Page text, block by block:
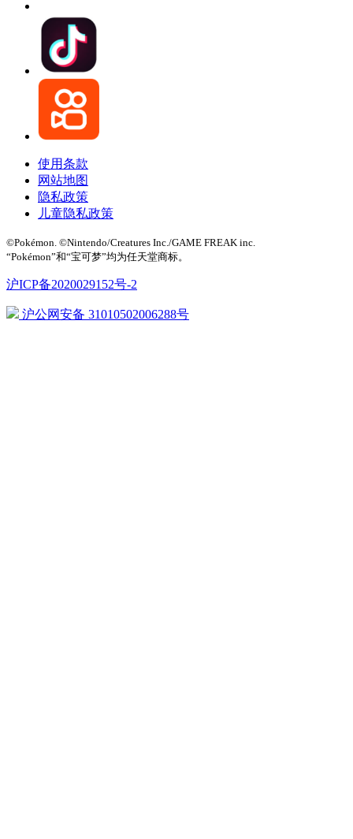
使用条款
网站地图
隐私政策
儿童隐私政策
©Pokémon. ©Nintendo/Creatures Inc./GAME FREAK inc.
“Pokémon”和“宝可梦”均为任天堂商标。
沪ICP备2020029152号-2
沪公网安备 31010502006288号